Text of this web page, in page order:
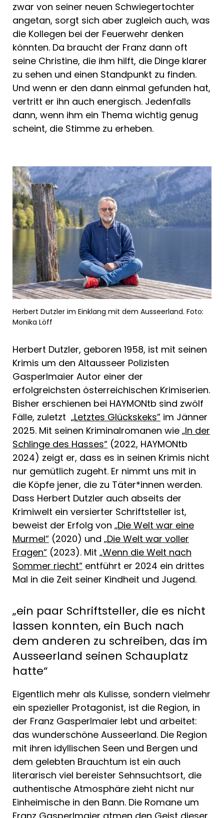
zwar von seiner neuen Schwiegertochter
angetan, sorgt sich aber zugleich auch, was
die Kollegen bei der Feuerwehr denken
könnten. Da braucht der Franz dann oft
seine Christine, die ihm hilft, die Dinge klarer
zu sehen und einen Standpunkt zu finden.
Und wenn er den dann einmal gefunden hat,
vertritt er ihn auch energisch. Jedenfalls
dann, wenn ihm ein Thema wichtig genug
scheint, die Stimme zu erheben.
Herbert Dutzler im Einklang mit dem Ausseerland. Foto:
Monika Löff
Herbert Dutzler, geboren 1958, ist mit seinen
Krimis um den Altausseer Polizisten
Gasperlmaier Autor einer der
erfolgreichsten österreichischen Krimiserien.
Bisher erschienen bei HAYMONtb sind zwölf
Fälle, zuletzt „Letztes Glückskeks” im Jänner
2025. Mit seinen Kriminalromanen wie „In der
Schlinge des Hasses“ (2022, HAYMONtb
2024) zeigt er, dass es in seinen Krimis nicht
nur gemütlich zugeht. Er nimmt uns mit in
die Köpfe jener, die zu Täter*innen werden.
Dass Herbert Dutzler auch abseits der
Krimiwelt ein versierter Schriftsteller ist,
beweist der Erfolg von „Die Welt war eine
Murmel“ (2020) und „Die Welt war voller
Fragen“ (2023). Mit „Wenn die Welt nach
Sommer riecht“ entführt er 2024 ein drittes
Mal in die Zeit seiner Kindheit und Jugend.
„ein paar Schriftsteller, die es nicht
lassen konnten, ein Buch nach
dem anderen zu schreiben, das im
Ausseerland seinen Schauplatz
hatte“
Eigentlich mehr als Kulisse, sondern vielmehr
ein spezieller Protagonist, ist die Region, in
der Franz Gasperlmaier lebt und arbeitet:
das wunderschöne Ausseerland. Die Region
mit ihren idyllischen Seen und Bergen und
dem gelebten Brauchtum ist ein auch
literarisch viel bereister Sehnsuchtsort, die
authentische Atmosphäre zieht nicht nur
Einheimische in den Bann. Die Romane um